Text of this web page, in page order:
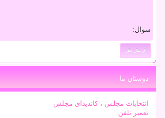
سوال:
دوستان ما
انتخابات مجلس ، کاندیدای مجلس
تعمیر تلفن